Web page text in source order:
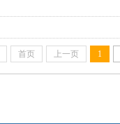
首页 上一页 1